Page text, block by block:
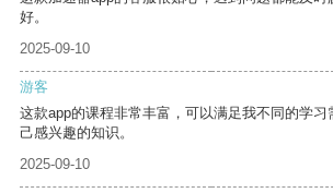
好。
2025-09-10
游客
这款app的课程非常丰富，可以满足我不同的学习
己感兴趣的知识。
2025-09-10